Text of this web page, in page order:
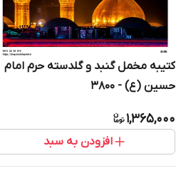
کتیبه مخمل گنبد و گلدسته حرم امام
حسین (ع) - 3800
1,365,000
افزودن به سبد